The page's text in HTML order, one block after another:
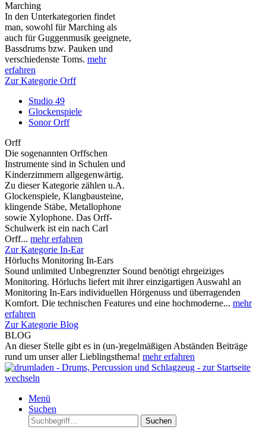
Marching
In den Unterkategorien findet
man, sowohl für Marching als
auch für Guggenmusik geeignete,
Bassdrums bzw. Pauken und
verschiedenste Toms. mehr
erfahren
Zur Kategorie Orff
Studio 49
Glockenspiele
Sonor Orff
Orff
Die sogenannten Orffschen
Instrumente sind in Schulen und
Kinderzimmern allgegenwärtig.
Zu dieser Kategorie zählen u.A.
Glockenspiele, Klangbausteine,
klingende Stäbe, Metallophone
sowie Xylophone. Das Orff-
Schulwerk ist ein nach Carl
Orff... mehr erfahren
Zur Kategorie In-Ear
Hörluchs Monitoring In-Ears
Sound unlimited Unbegrenzter Sound benötigt ehrgeiziges
Monitoring. Hörluchs liefert mit ihrer einzigartigen Auswahl an
Monitoring In-Ears individuellen Hörgenuss und überragenden
Komfort. Die technischen Features und eine hochmoderne... mehr
erfahren
Zur Kategorie Blog
BLOG
An dieser Stelle gibt es in (un-)regelmäßigen Abständen Beiträge
rund um unser aller Lieblingsthema! mehr erfahren
Menü
Suchen
Suchen